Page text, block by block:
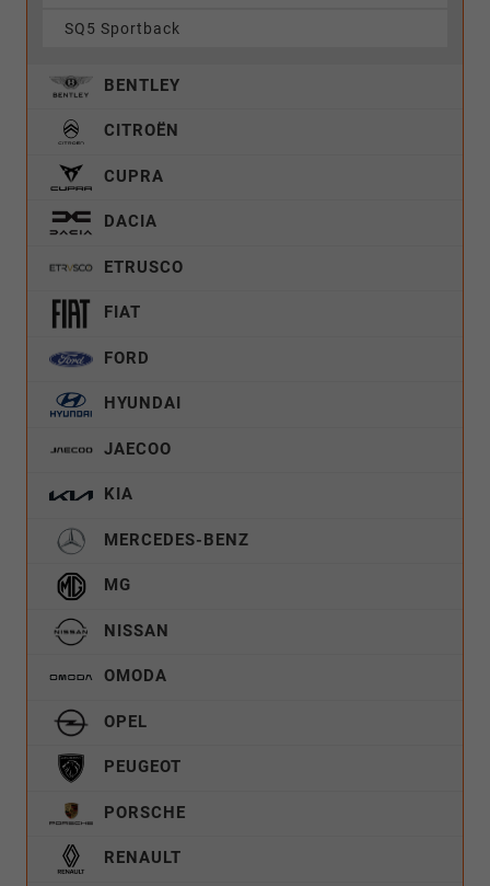
SQ5 Sportback
BENTLEY
CITROËN
CUPRA
DACIA
ETRUSCO
FIAT
FORD
HYUNDAI
JAECOO
KIA
MERCEDES-BENZ
MG
NISSAN
OMODA
OPEL
PEUGEOT
PORSCHE
RENAULT